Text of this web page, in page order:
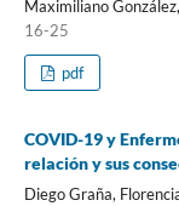
Maximiliano
16-25
pdf
COVID-19 y
relación y sus
Diego Graña,